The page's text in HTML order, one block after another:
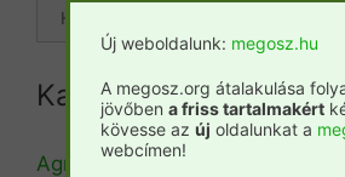
Kategóriák
Agrárminisztérium
Új weboldalunk: megosz.hu
A megosz.org átalakulása
jövőben a friss tartalmakért
kövesse az új oldalunkat a
webcímen!